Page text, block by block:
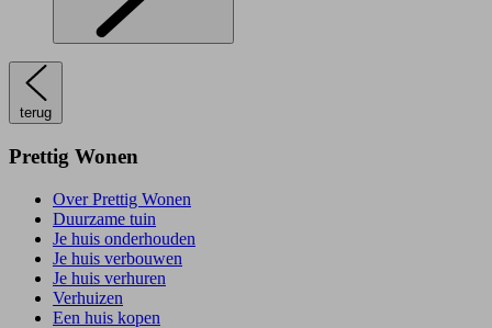
terug
Prettig Wonen
Over Prettig Wonen
Duurzame tuin
Je huis onderhouden
Je huis verbouwen
Je huis verhuren
Verhuizen
Een huis kopen